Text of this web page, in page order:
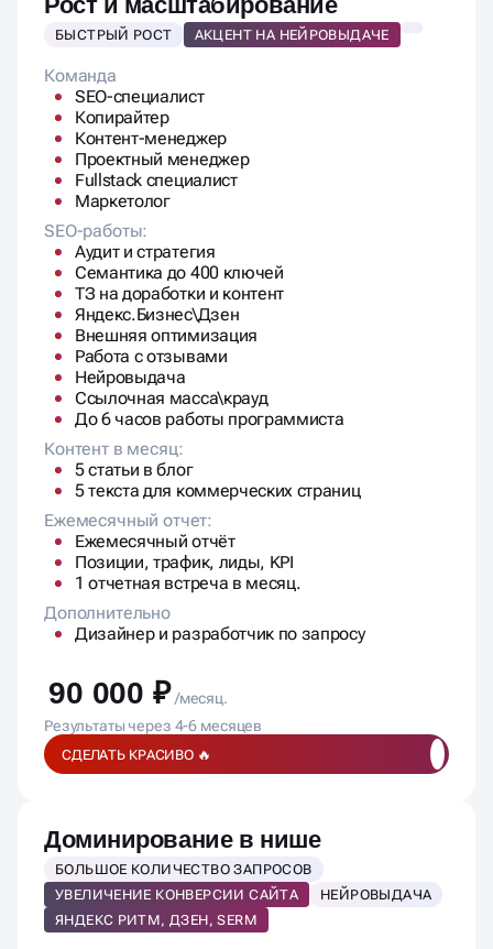
БЫСТРЫЙ РОСТ АКЦЕНТ НА НЕЙРОВЫДАЧЕ
Команда
SEO-специалист
Копирайтер
Контент-менеджер
Проектный менеджер
Fullstack специалист
Маркетолог
SEO-работы:
Аудит и стратегия
Семантика до 400 ключей
ТЗ на доработки и контент
Яндекс.Бизнес\Дзен
Внешняя оптимизация
Работа с отзывами
Нейровыдача
Ссылочная масса\крауд
До 6 часов работы программиста
Контент в месяц:
5 статьи в блог
5 текста для коммерческих страниц
Ежемесячный отчет:
Ежемесячный отчёт
Позиции, трафик, лиды, KPI
1 отчетная встреча в месяц.
Дополнительно
Дизайнер и разработчик по запросу
90 000 ₽ /месяц.
Результаты через 4-6 месяцев
СДЕЛАТЬ КРАСИВО 🔥
Доминирование в нише
БОЛЬШОЕ КОЛИЧЕСТВО ЗАПРОСОВ
УВЕЛИЧЕНИЕ КОНВЕРСИИ САЙТА
НЕЙРОВЫДАЧА
ЯНДЕКС РИТМ, ДЗЕН, SERM